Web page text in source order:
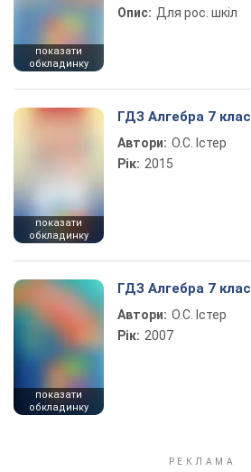
показати
обкладинку
Опис: Для рос. шкіл
показати
обкладинку
ГДЗ Алгебра 7 клас
Автори: О.С. Істер
Рік: 2015
показати
обкладинку
ГДЗ Алгебра 7 клас
Автори: О.С. Істер
Рік: 2007